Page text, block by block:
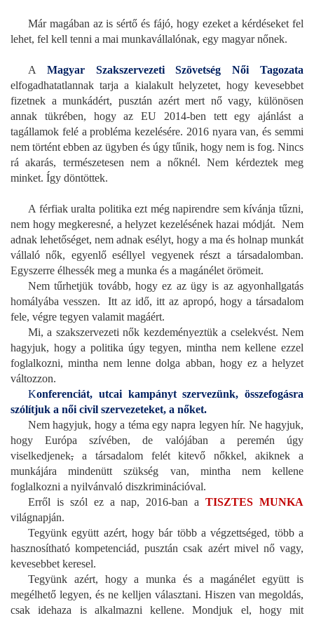
Már magában az is sértő és fájó, hogy ezeket a kérdéseket fel
lehet, fel kell tenni a mai munkavállalónak, egy magyar nőnek.
A Magyar Szakszervezeti Szövetség Női Tagozata
elfogadhatatlannak tarja a kialakult helyzetet, hogy kevesebbet
fizetnek a munkádért, pusztán azért mert nő vagy, különösen
annak tükrében, hogy az EU 2014-ben tett egy ajánlást a
tagállamok felé a probléma kezelésére. 2016 nyara van, és semmi
nem történt ebben az ügyben és úgy tűnik, hogy nem is fog. Nincs
rá akarás, természetesen nem a nőknél. Nem kérdeztek meg
minket. Így döntöttek.
A férfiak uralta politika ezt még napirendre sem kívánja tűzni,
nem hogy megkeresné, a helyzet kezelésének hazai módját. Nem
adnak lehetőséget, nem adnak esélyt, hogy a ma és holnap munkát
vállaló nők, egyenlő eséllyel vegyenek részt a társadalomban.
Egyszerre élhessék meg a munka és a magánélet örömeit.
Nem tűrhetjük tovább, hogy ez az ügy is az agyonhallgatás
homályába vesszen.
Itt az idő, itt az apropó, hogy a társadalom
fele, végre tegyen valamit magáért.
Mi, a szakszervezeti nők kezdeményeztük a cselekvést. Nem
hagyjuk, hogy a politika úgy tegyen, mintha nem kellene ezzel
foglalkozni, mintha nem lenne dolga abban, hogy ez a helyzet
változzon.
Konferenciát, utcai kampányt szervezünk, összefogásra
szólítjuk a női civil szervezeteket, a nőket.
Nem hagyjuk, hogy a téma egy napra legyen hír. Ne hagyjuk,
hogy Európa szívében, de valójában a peremén úgy
viselkedjenek, a társadalom felét kitevő nőkkel, akiknek a
munkájára mindenütt szükség van, mintha nem kellene
foglalkozni a nyilvánvaló diszkriminációval.
Erről is szól ez a nap, 2016-ban aTISZTES MUNKA
világnapján.
Tegyünk együtt azért, hogy bár több a végzettséged, több a
hasznosítható kompetenciád, pusztán csak azért mivel nő vagy,
kevesebbet keresel.
Tegyünk azért, hogy a munka és a magánélet együtt is
megélhető legyen, és ne kelljen választani. Hiszen van megoldás,
csak idehaza is alkalmazni kellene. Mondjuk el, hogy mit